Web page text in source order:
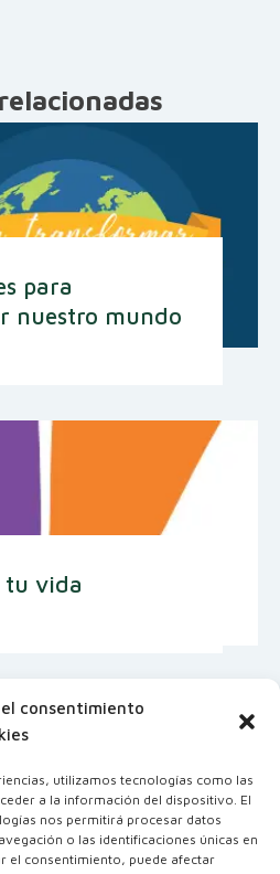
consentimiento
utilizamos tecnologías como las
a la información del dispositivo. El
nos permitirá procesar datos
o las identificaciones únicas en
el consentimiento, puede afectar
para
nuestro mundo
tu vida